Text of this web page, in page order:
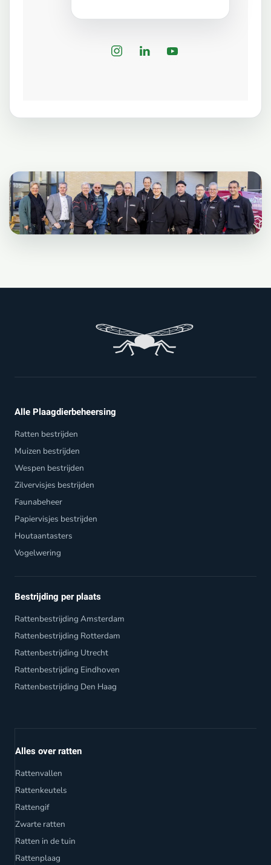
Alle Plaagdierbeheersing
Ratten bestrijden
Muizen bestrijden
Wespen bestrijden
Zilvervisjes bestrijden
Faunabeheer
Papiervisjes bestrijden
Houtaantasters
Vogelwering
Bestrijding per plaats
Rattenbestrijding Amsterdam
Rattenbestrijding Rotterdam
Rattenbestrijding Utrecht
Rattenbestrijding Eindhoven
Rattenbestrijding Den Haag
Alles over ratten
Rattenvallen
Rattenkeutels
Rattengif
Zwarte ratten
Ratten in de tuin
Rattenplaag